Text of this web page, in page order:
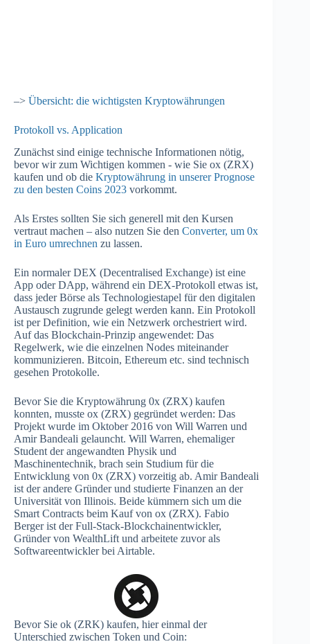
–> Übersicht: die wichtigsten Kryptowährungen
Protokoll vs. Application
Zunächst sind einige technische Informationen nötig,
bevor wir zum Wichtigen kommen - wie Sie ox (ZRX)
kaufen und ob die Kryptowährung in unserer Prognose
zu den besten Coins 2023 vorkommt.
Als Erstes sollten Sie sich generell mit den Kursen
vertraut machen – also nutzen Sie den Converter, um 0x
in Euro umrechnen zu lassen.
Ein normaler DEX (Decentralised Exchange) ist eine
App oder DApp, während ein DEX-Protokoll etwas ist,
dass jeder Börse als Technologiestapel für den digitalen
Austausch zugrunde gelegt werden kann. Ein Protokoll
ist per Definition, wie ein Netzwerk orchestriert wird.
Auf das Blockchain-Prinzip angewendet: Das
Regelwerk, wie die einzelnen Nodes miteinander
kommunizieren. Bitcoin, Ethereum etc. sind technisch
gesehen Protokolle.
Bevor Sie die Kryptowährung 0x (ZRX) kaufen
konnten, musste ox (ZRX) gegründet werden: Das
Projekt wurde im Oktober 2016 von Will Warren und
Amir Bandeali gelauncht. Will Warren, ehemaliger
Student der angewandten Physik und
Maschinentechnik, brach sein Studium für die
Entwicklung von 0x (ZRX) vorzeitig ab. Amir Bandeali
ist der andere Gründer und studierte Finanzen an der
Universität von Illinois. Beide kümmern sich um die
Smart Contracts beim Kauf von ox (ZRX). Fabio
Berger ist der Full-Stack-Blockchainentwickler,
Gründer von WealthLift und arbeitete zuvor als
Softwareentwickler bei Airtable.
Bevor Sie ok (ZRK) kaufen, hier einmal der
Unterschied zwischen Token und Coin: